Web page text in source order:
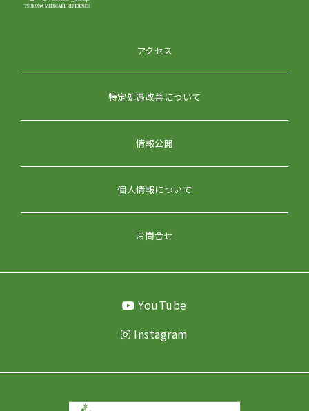
アクセス
特定処遇改善について
情報公開
個人情報について
お問合せ
YouTube
Instagram